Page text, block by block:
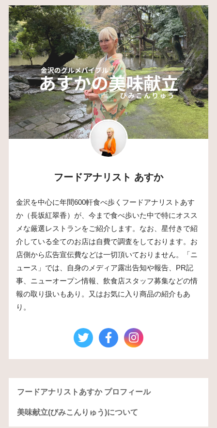
フードアナリスト あすか
金沢を中心に年間600軒食べ歩くフードアナリストあす
か（長坂紅翠香）が、今まで食べ歩いた中で特にオスス
メな厳選レストランをご紹介します。なお、星付きで紹
介している全てのお店は自費で調査をしております。お
店側から広告宣伝費などは一切頂いておりません。「ニ
ュース」では、自身のメディア露出告知や報告、PR記
事、ニューオープン情報、飲食店スタッフ募集などの情
報の取り扱いもあり。又はお気に入り商品の紹介もあ
り。
フードアナリストあすか プロフィール
美味献立(びみこんりゅう)について